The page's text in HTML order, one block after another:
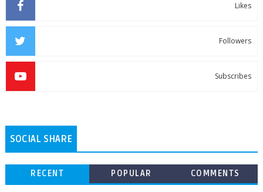
Likes
Followers
Subscribes
SOCIAL SHARE
RECENT POPULAR COMMENTS